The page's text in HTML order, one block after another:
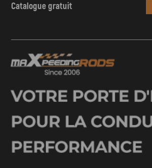
Catalogue gratuit